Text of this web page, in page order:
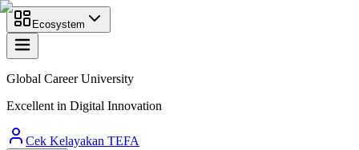
Ecosystem
Global Career University
Excellent in Digital Innovation
Cek Kelayakan TEFA